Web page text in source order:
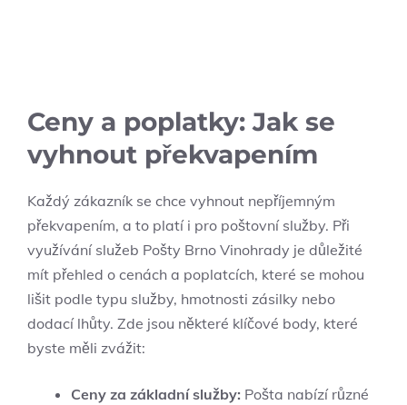
Ceny a poplatky: ​Jak se
vyhnout ​překvapením
Každý​ zákazník se‍ chce vyhnout nepříjemným‍
překvapením,‌ a to platí i pro poštovní služby. Při
využívání služeb Pošty Brno Vinohrady je důležité
mít přehled o cenách a poplatcích, které se mohou
lišit podle typu služby, hmotnosti zásilky nebo
dodací lhůty. Zde jsou některé​ klíčové body, které
byste měli zvážit:
Ceny za základní služby: Pošta nabízí různé